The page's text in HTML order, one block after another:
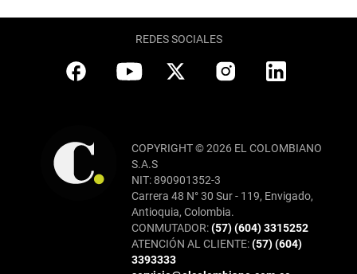
REDES SOCIALES
COPYRIGHT © 2026 EL COLOMBIANO
S.A.S
NIT: 890901352-3
Carrera 48 N° 30 Sur - 119, Envigado,
Antioquia, Colombia.
CONMUTADOR:(57) (604) 3315252
ATENCIÓN AL CLIENTE:(57) (604)
3393333